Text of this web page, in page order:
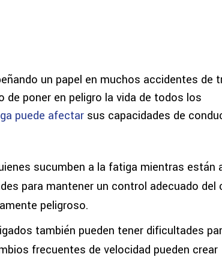
un papel en muchos accidentes de
poner en peligro la vida de todos los
puede afectar sus capacidades de
sucumben a la fatiga mientras están
para mantener un control adecuado del
peligroso.
también pueden tener dificultades
frecuentes de velocidad pueden crear